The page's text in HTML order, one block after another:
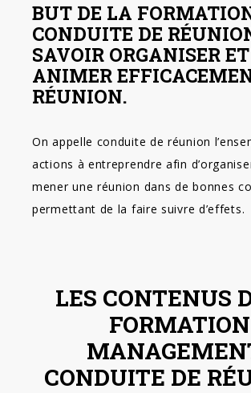
BUT DE LA
CONDUITE DE
SAVOIR ORGANISER ET
ANIMER
RÉUNION.
On appelle conduite de réunion
actions à entreprendre afin
mener une réunion dans de bonnes
permettant de la faire suivre d’effets.
LES CONTENUS
FORMATION
CONDUITE DE